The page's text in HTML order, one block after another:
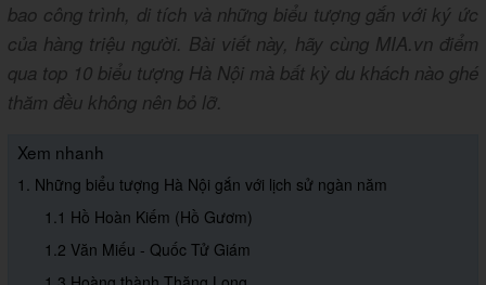
bao công trình, di tích và những biểu tượng gắn với ký ức
của hàng triệu người. Bài viết này, hãy cùng MIA.vn điểm
qua top 10 biểu tượng Hà Nội mà bất kỳ du khách nào ghé
thăm đều không nên bỏ lỡ.
Xem nhanh
1. Những biểu tượng Hà Nội gắn với lịch sử ngàn năm
1.1 Hồ Hoàn Kiếm (Hồ Gươm)
1.2 Văn Miếu - Quốc Tử Giám